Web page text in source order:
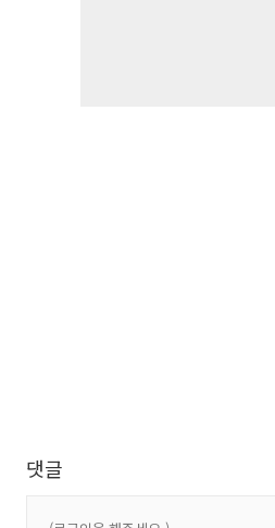
댓글